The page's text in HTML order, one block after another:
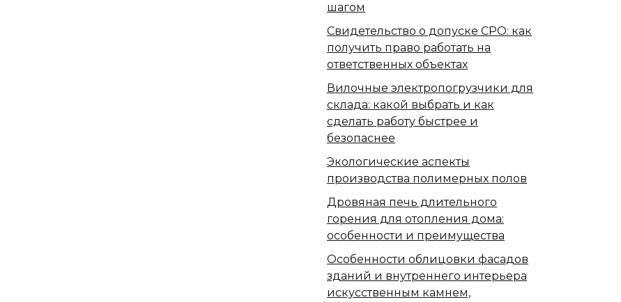
шагом
Свидетельство о допуске СРО: как
получить право работать на
ответственных объектах
Вилочные электропогрузчики для
склада: какой выбрать и как
сделать работу быстрее и
безопаснее
Экологические аспекты
производства полимерных полов
Дровяная печь длительного
горения для отопления дома:
особенности и преимущества
Особенности облицовки фасадов
зданий и внутреннего интерьера
искусственным камнем,